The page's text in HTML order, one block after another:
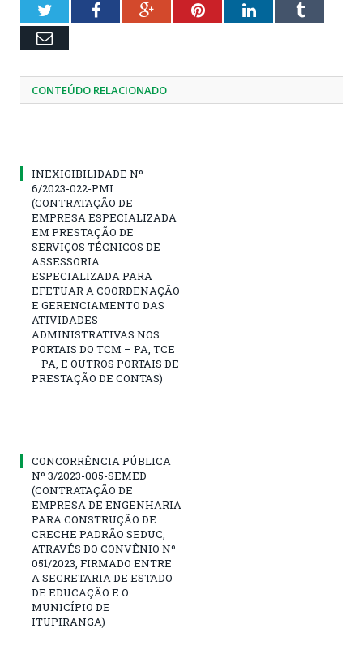
TwitterFacebookGoogle+PinterestLinkedInTumblr
Email
CONTEÚDO RELACIONADO
INEXIGIBILIDADE Nº
6/2023-022-PMI
(CONTRATAÇÃO DE
EMPRESA ESPECIALIZADA
EM PRESTAÇÃO DE
SERVIÇOS TÉCNICOS DE
ASSESSORIA
ESPECIALIZADA PARA
EFETUAR A COORDENAÇÃO
E GERENCIAMENTO DAS
ATIVIDADES
ADMINISTRATIVAS NOS
PORTAIS DO TCM – PA, TCE
– PA, E OUTROS PORTAIS DE
PRESTAÇÃO DE CONTAS)
CONCORRÊNCIA PÚBLICA
Nº 3/2023-005-SEMED
(CONTRATAÇÃO DE
EMPRESA DE ENGENHARIA
PARA CONSTRUÇÃO DE
CRECHE PADRÃO SEDUC,
ATRAVÉS DO CONVÊNIO Nº
051/2023, FIRMADO ENTRE
A SECRETARIA DE ESTADO
DE EDUCAÇÃO E O
MUNICÍPIO DE
ITUPIRANGA)